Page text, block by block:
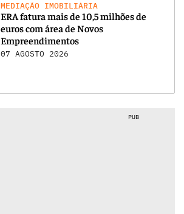
MEDIAÇÃO IMOBILIÁRIA
ERA fatura mais de 10,5 milhões de
euros com área de Novos
Empreendimentos
07 AGOSTO 2026
PUB